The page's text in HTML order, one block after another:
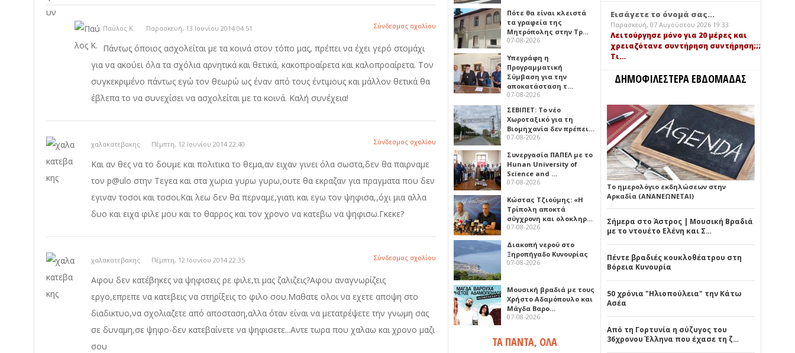
Παύλος Κ. Παρασκευή, 13 Ιουνίου 2014 04:51 Σύνδεσμος σχολίου
Πάντως όποιος ασχολείται με τα κοινά στον τόπο μας, πρέπει να έχει γερό στομάχι
για να ακούει όλα τα σχόλια αρνητικά και θετικά, κακοπροαίρετα και καλοπροαίρετα. Τον
συγκεκριμένο πάντως εγώ τον θεωρώ ως έναν από τους έντιμους και μάλλον θετικά θα
έβλεπα το να συνεχίσει να ασχολείται με τα κοινά. Καλή συνέχεια!
χαλακατεβακης Πέμπτη, 12 Ιουνίου 2014 22:40 Σύνδεσμος σχολίου
Και αν θες να το δουμε και πολιτικα το θεμα,αν ειχαν γινει όλα σωστα,δεν θα παιρναμε
τον p@ulo στην Τεγεα και στα χωρια γυρω γυρω,ουτε θα εκραζαν για πραγματα που δεν
εγιναν τοσοι και τοσοι.Και λεω δεν θα περναμε,γιατι και εγω τον ψηφισα,,όχι μια αλλα
δυο και ειχα φιλε μου και το θαρρος και τον χρονο να κατεβω να ψηφισω.Γκεκε?
χαλακατεβακης Πέμπτη, 12 Ιουνίου 2014 22:35 Σύνδεσμος σχολίου
Αφου δεν κατέβηκες να ψηφισεις ρε φιλε,τι μας ζαλιζεις?Αφου αναγνωρίζεις
εργο,επρεπε να κατεβεις να στηρίξεις το φιλο σου.Μαθατε ολοι να εχετε αποψη στο
διαδικτυο,να σχολιαζετε από αποσταση,αλλα όταν είναι να μετατρέψετε την γνωμη σας
σε δυναμη,σε ψηφο-δεν κατεβαίνετε να ψηφισετε...Αντε τωρα που χαλαω και χρονο μαζι
σου
Πότε θα είναι κλειστά
τα γραφεία της
Μητρόπολης στην Τρ…
07-08-2026
Υπεγράφη η
Προγραμματική
Σύμβαση για την
αποκατάσταση τ…
07-08-2026
ΣΕΒΙΠΕΤ: Το νέο
Χωροταξικό για τη
Βιομηχανία δεν πρέπει…
07-08-2026
Συνεργασία ΠΑΠΕΛ με το
Hunan University of
Science and …
07-08-2026
Κώστας Τζιούμης: «Η
Τρίπολη αποκτά
σύγχρονη και ολοκληρ…
07-08-2026
Διακοπή νερού στο
Ξηροπήγαδο Κυνουρίας
07-08-2026
Μουσική βραδιά με τους
Χρήστο Αδαμόπουλο και
Μάγδα Βαρο…
07-08-2026
ΤΑ ΠΑΝΤΑ, ΟΛΑ
Εισάγετε το όνομά σας...
Παρασκευή, 07 Αυγούστου 2026 19:33
Λειτούργησε μόνο για 20 μέρες και
χρειαζότανε συντήρηση συντήρηση;;;
Τι…
ΔΗΜΟΦΙΛΕΣΤΕΡΑ ΕΒΔΟΜΑΔΑΣ
Το ημερολόγιο εκδηλώσεων στην
Αρκαδία (ΑΝΑΝΕΩΝΕΤΑΙ)
Σήμερα στο Άστρος | Μουσική Βραδιά
με το ντουέτο Ελένη και Σ…
Πέντε βραδιές κουκλοθέατρου στη
Βόρεια Κυνουρία
50 χρόνια "Ηλιοπούλεια" την Κάτω
Ασέα
Από τη Γορτυνία η σύζυγος του
36χρονου Έλληνα που έχασε τη ζ…